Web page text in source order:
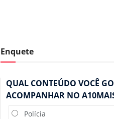
Enquete
QUAL CONTEÚDO VOCÊ
ACOMPANHAR NO
Polícia